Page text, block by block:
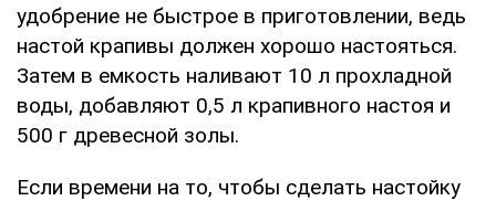
удобрение не быстрое в приготовлении, ведь
настой крапивы должен хорошо настояться.
Затем в емкость наливают 10 л прохладной
воды, добавляют 0,5 л крапивного настоя и
500 г древесной золы.
Если времени на то, чтобы сделать настойку